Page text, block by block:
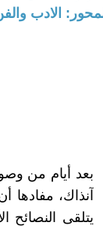
الادب
بعد أيام من
آنذاك، مفادها
يتلقى النصائح